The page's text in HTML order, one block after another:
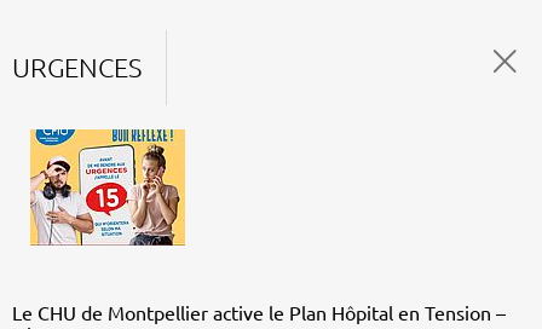
URGENCES
Le CHU de Montpellier active le Plan Hôpital en Tension –